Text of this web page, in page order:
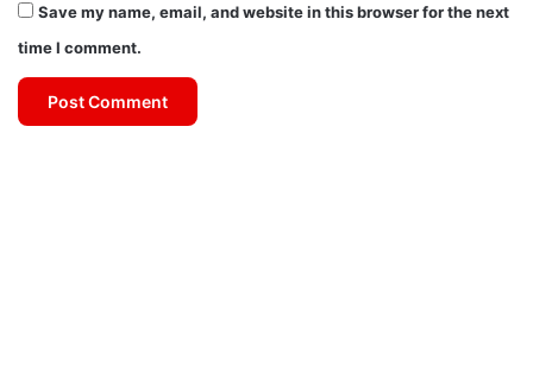
Save my name, email, and website in this browser for the next
time I comment.